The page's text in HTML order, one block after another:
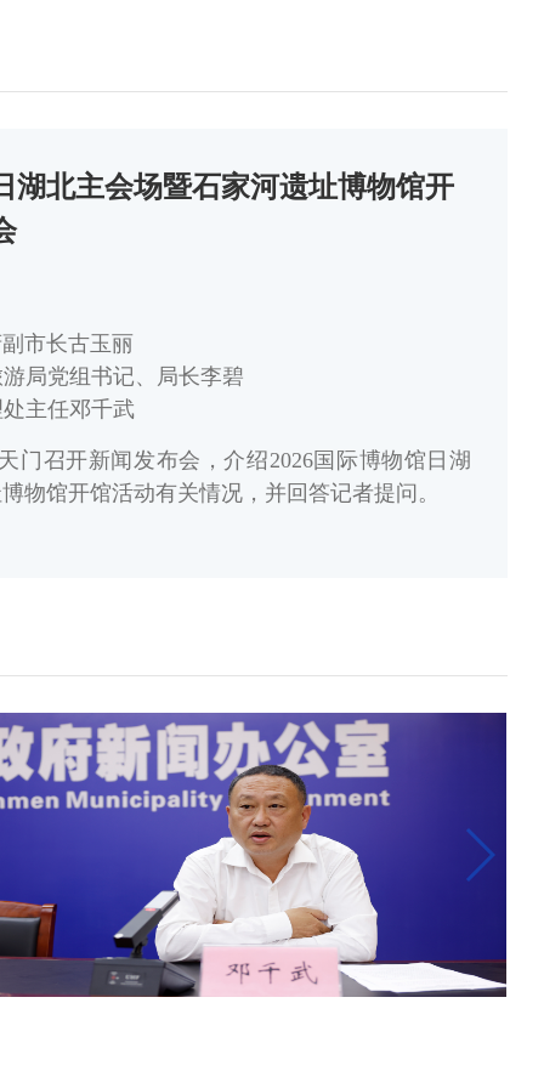
湖北主会场暨石家河遗址博物馆开
市长古玉丽
局党组书记、局长李碧
主任邓千武
门召开新闻发布会，介绍2026国际博物馆日湖
物馆开馆活动有关情况，并回答记者提问。